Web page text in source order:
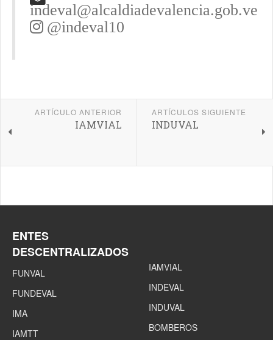
indeval@alcaldiadevalencia.gob.ve
@indeval10
ARTÍCULO ANTERIOR
IAMVIAL
ARTÍCULOS SIGUIENTE
INDUVAL
ENTES
DESCENTRALIZADOS
FUNVAL
FUNDEVAL
IMA
IAMTT
IAMVIAL
INDEVAL
INDUVAL
BOMBEROS